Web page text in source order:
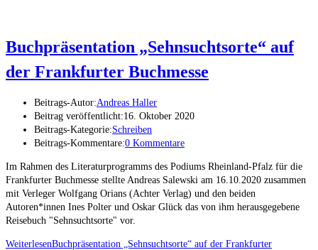
Buchpräsentation „Sehnsuchtsorte“ auf
der Frankfurter Buchmesse
Beitrags-Autor:Andreas Haller
Beitrag veröffentlicht:16. Oktober 2020
Beitrags-Kategorie:Schreiben
Beitrags-Kommentare:0 Kommentare
Im Rahmen des Literaturprogramms des Podiums Rheinland-Pfalz für die
Frankfurter Buchmesse stellte Andreas Salewski am 16.10.2020 zusammen
mit Verleger Wolfgang Orians (Achter Verlag) und den beiden
Autoren*innen Ines Polter und Oskar Glück das von ihm herausgegebene
Reisebuch "Sehnsuchtsorte" vor.
WeiterlesenBuchpräsentation „Sehnsuchtsorte“ auf der Frankfurter